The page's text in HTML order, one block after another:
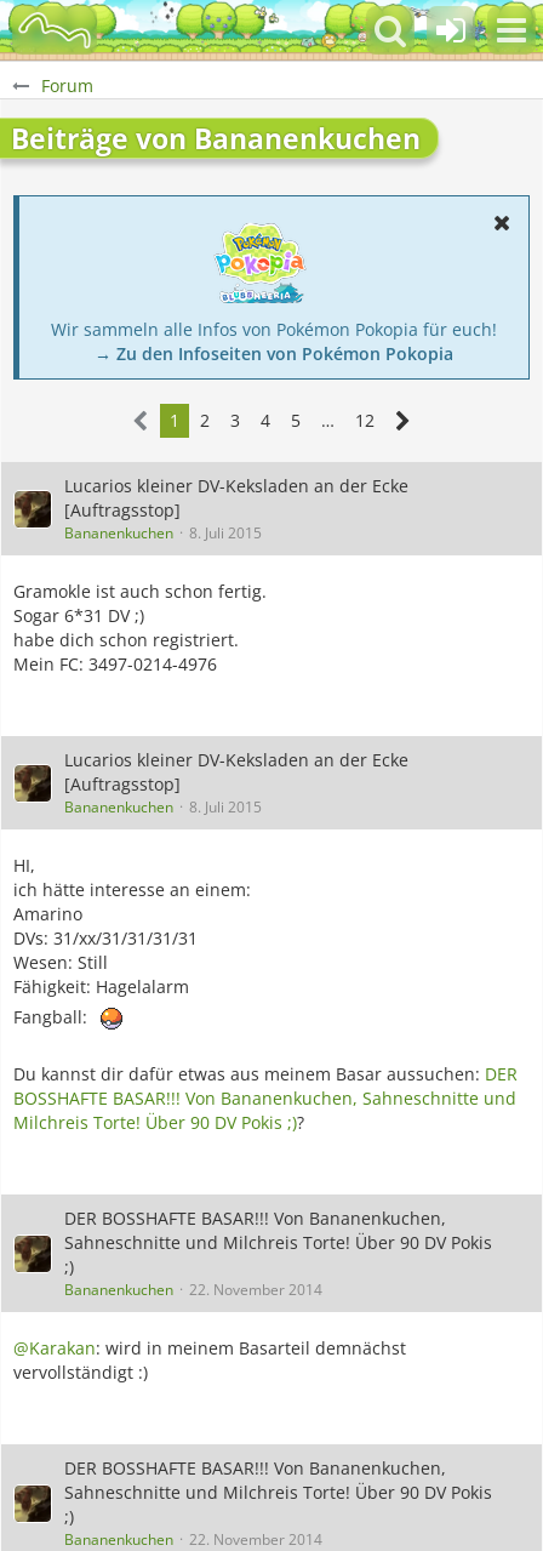
Forum
Beiträge von Bananenkuchen
Wir sammeln alle Infos von Pokémon Pokopia für euch!
→ Zu den Infoseiten von Pokémon Pokopia
1 2 3 4 5 … 12
Lucarios kleiner DV-Keksladen an der Ecke
[Auftragsstop]
Bananenkuchen 8. Juli 2015
Gramokle ist auch schon fertig.
Sogar 6*31 DV ;)
habe dich schon registriert.
Mein FC: 3497-0214-4976
Lucarios kleiner DV-Keksladen an der Ecke
[Auftragsstop]
Bananenkuchen 8. Juli 2015
HI,
ich hätte interesse an einem:
Amarino
DVs: 31/xx/31/31/31/31
Wesen: Still
Fähigkeit: Hagelalarm
Fangball:
Du kannst dir dafür etwas aus meinem Basar aussuchen: DER
BOSSHAFTE BASAR!!! Von Bananenkuchen, Sahneschnitte und
Milchreis Torte! Über 90 DV Pokis ;)?
DER BOSSHAFTE BASAR!!! Von Bananenkuchen,
Sahneschnitte und Milchreis Torte! Über 90 DV Pokis
;)
Bananenkuchen 22. November 2014
@Karakan: wird in meinem Basarteil demnächst
vervollständigt :)
DER BOSSHAFTE BASAR!!! Von Bananenkuchen,
Sahneschnitte und Milchreis Torte! Über 90 DV Pokis
;)
Bananenkuchen 22. November 2014